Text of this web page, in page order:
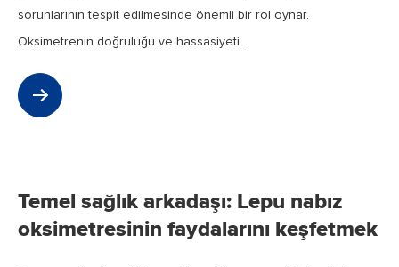
sorunlarının tespit edilmesinde önemli bir rol oynar.
Oksimetrenin doğruluğu ve hassasiyeti...
Temel sağlık arkadaşı: Lepu nabız
oksimetresinin faydalarını keşfetmek